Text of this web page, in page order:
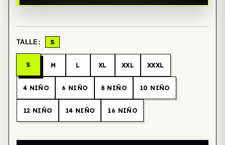
TALLE: S
S M L XL XXL XXXL
4 NIÑO 6 NIÑO 8 NIÑO 10 NIÑO
12 NIÑO 14 NIÑO 16 NIÑO